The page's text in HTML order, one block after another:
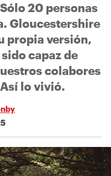
20 personas
Gloucestershire
propia versión,
capaz de
colabores
lo vivió.